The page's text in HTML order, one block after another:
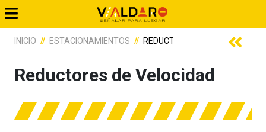
INICIO ESTACIONAMIENTOS REDUCTORES DE VELOCIDAD
Reductores de Velocidad